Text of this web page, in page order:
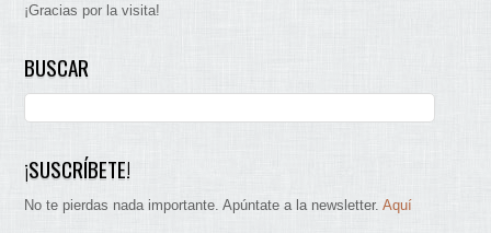
¡Gracias por la visita!
BUSCAR
¡SUSCRÍBETE!
No te pierdas nada importante. Apúntate a la newsletter.Aquí